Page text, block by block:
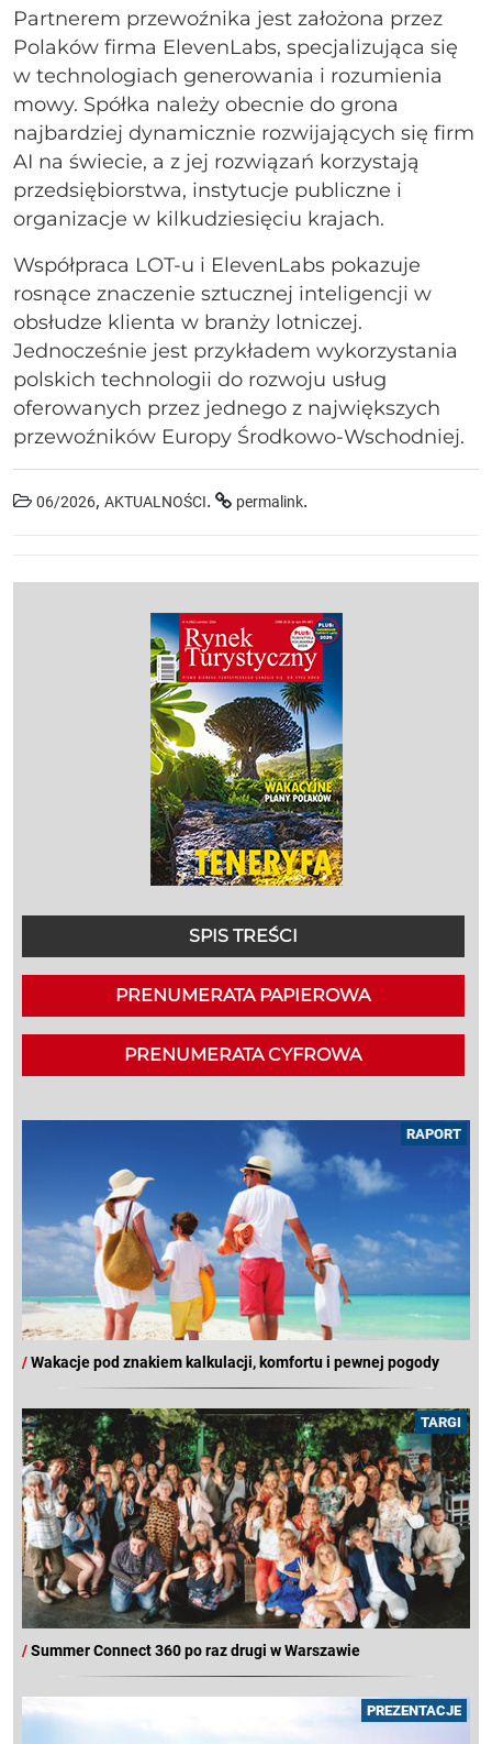
Partnerem przewoźnika jest założona przez
Polaków firma ElevenLabs, specjalizująca się
w technologiach generowania i rozumienia
mowy. Spółka należy obecnie do grona
najbardziej dynamicznie rozwijających się firm
AI na świecie, a z jej rozwiązań korzystają
przedsiębiorstwa, instytucje publiczne i
organizacje w kilkudziesięciu krajach.
Współpraca LOT-u i ElevenLabs pokazuje
rosnące znaczenie sztucznej inteligencji w
obsłudze klienta w branży lotniczej.
Jednocześnie jest przykładem wykorzystania
polskich technologii do rozwoju usług
oferowanych przez jednego z największych
przewoźników Europy Środkowo-Wschodniej.
06/2026, AKTUALNOŚCI. permalink.
SPIS TREŚCI
PRENUMERATA PAPIEROWA
PRENUMERATA CYFROWA
RAPORT
/Wakacje pod znakiem kalkulacji, komfortu i pewnej pogody
TARGI
/Summer Connect 360 po raz drugi w Warszawie
PREZENTACJE